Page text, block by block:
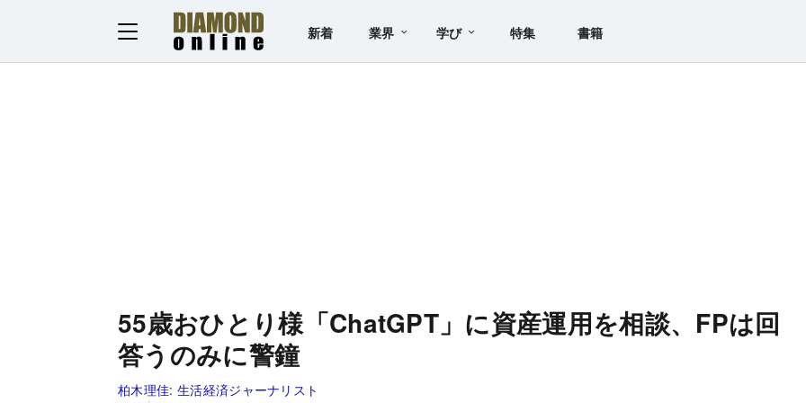
新着 業界 学び 特集 書籍
55歳おひとり様「ChatGPT」に資産運用を相談、FPは回
答うのみに警鐘
柏木理佳: 生活経済ジャーナリスト